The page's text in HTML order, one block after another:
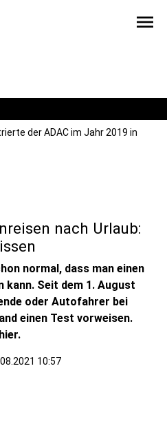
menu
der ADAC im Jahr 2019 in
nach Urlaub:
normal, dass man einen
kann. Seit dem 1. August
oder Autofahrer bei
einen Test vorweisen.
10:57